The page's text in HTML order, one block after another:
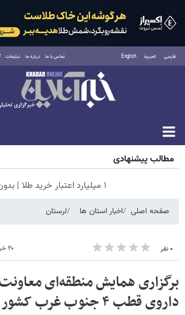
فارسی العربية English تماس با ما درباره ما تبلیغات
پنجشنبه ۱۵ مرداد ۱۴۰۵
مطالب پیشنهادی
۱ میلیارد اعتبار خرید طلا | بدون ضامن و چک
صفحه اصلی اخبار استان ها لرستان
۰ نفر ۲۰ خرداد ۱۴۰۵ - ۱۸:۱۶
برگزاری همایش منطقه‌ای
داروی قطب ۴ جنوب غرب کشور در خرم‌آباد